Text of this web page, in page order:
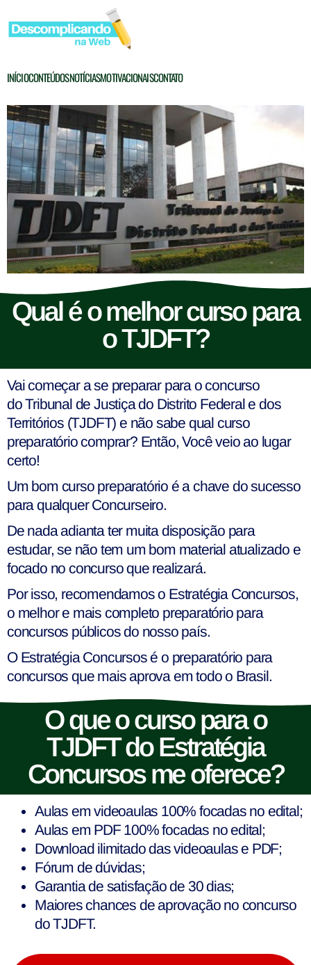
INÍCIOCONTEÚDOSNOTÍCIASMOTIVACIONAISCONTATO
Qual é o melhor curso para
o TJDFT?
Vai começar a se preparar para o concurso
doTribunal de Justiça do Distrito Federal e dos
Territórios (TJDFT)e não sabe qual curso
preparatório comprar? Então, Você veio ao lugar
certo!
Um bom curso preparatório é a chave do sucesso
para qualquer Concurseiro.
De nada adianta ter muita disposição para
estudar, se não tem um bom material atualizado e
focado no concurso que realizará.
Por isso, recomendamos o Estratégia Concursos,
o melhor e mais completo preparatório para
concursos públicos do nosso país.
O Estratégia Concursos é o preparatório para
concursos que mais aprova em todo o Brasil.
O que o curso para o
TJDFT do Estratégia
Concursos me oferece?
Aulas em videoaulas 100% focadas no edital;
Aulas em PDF 100% focadas no edital;
Download ilimitado das videoaulas e PDF;
Fórum de dúvidas;
Garantia de satisfação de 30 dias;
Maiores chances de aprovação no concurso
do TJDFT.